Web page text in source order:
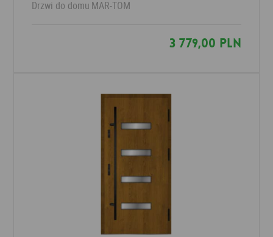
Drzwi do domu MAR-TOM
3 779,00 PLN